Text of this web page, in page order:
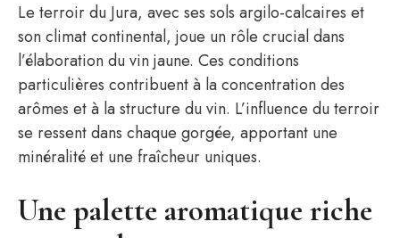
Le terroir du Jura, avec ses sols argilo-calcaires et
son climat continental, joue un rôle crucial dans
l’élaboration du vin jaune. Ces conditions
particulières contribuent à la concentration des
arômes et à la structure du vin. L’influence du terroir
se ressent dans chaque gorgée, apportant une
minéralité et une fraîcheur uniques.
Une palette aromatique riche